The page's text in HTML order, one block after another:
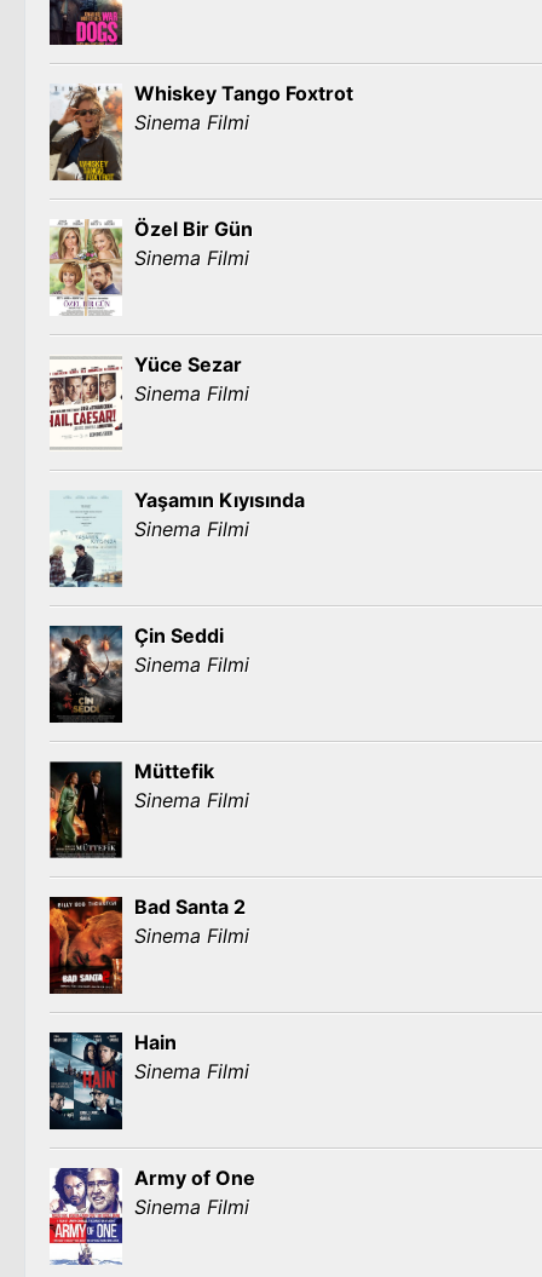
Whiskey Tango Foxtrot
Sinema Filmi
Özel Bir Gün
Sinema Filmi
Yüce Sezar
Sinema Filmi
Yaşamın Kıyısında
Sinema Filmi
Çin Seddi
Sinema Filmi
Müttefik
Sinema Filmi
Bad Santa 2
Sinema Filmi
Hain
Sinema Filmi
Army of One
Sinema Filmi